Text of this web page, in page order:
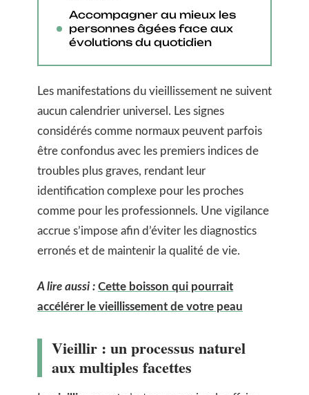
Accompagner au mieux les
personnes âgées face aux
évolutions du quotidien
Les manifestations du vieillissement ne suivent
aucun calendrier universel. Les signes
considérés comme normaux peuvent parfois
être confondus avec les premiers indices de
troubles plus graves, rendant leur
identification complexe pour les proches
comme pour les professionnels. Une vigilance
accrue s’impose afin d’éviter les diagnostics
erronés et de maintenir la qualité de vie.
A lire aussi : Cette boisson qui pourrait
accélérer le vieillissement de votre peau
Vieillir : un processus naturel
aux multiples facettes